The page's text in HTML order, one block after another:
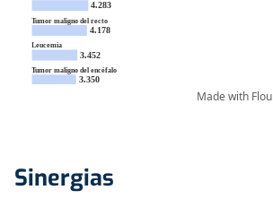
Sinergias